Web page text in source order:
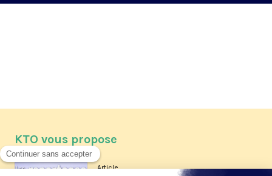
KTO vous propose
Article